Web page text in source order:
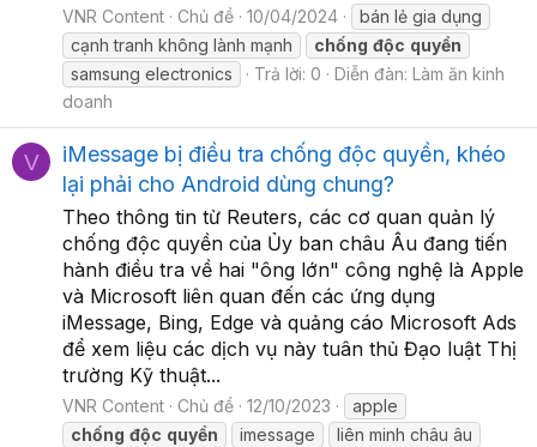
VNR Content Chủ đề 10/04/2024
bán lẻ gia dụng
cạnh tranh không lành mạnh
chống độc quyền
samsung electronics
Trả lời: 0 Diễn đàn: Làm ăn kinh
doanh
V
iMessage bị điều tra chống độc quyền, khéo
lại phải cho Android dùng chung?
Theo thông tin từ Reuters, các cơ quan quản lý
chống độc quyền của Ủy ban châu Âu đang tiến
hành điều tra về hai "ông lớn" công nghệ là Apple
và Microsoft liên quan đến các ứng dụng
iMessage, Bing, Edge và quảng cáo Microsoft Ads
để xem liệu các dịch vụ này tuân thủ Đạo luật Thị
trường Kỹ thuật...
VNR Content Chủ đề 12/10/2023
apple
chống độc quyền imessage
liên minh châu âu